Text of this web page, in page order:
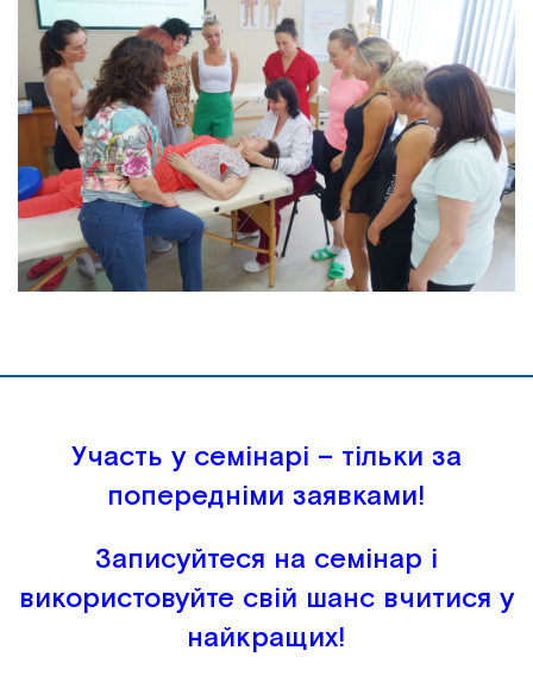
Участь у семінарі – тільки за
попередніми заявками!
Записуйтеся на семінар і
використовуйте свій шанс вчитися у
найкращих!